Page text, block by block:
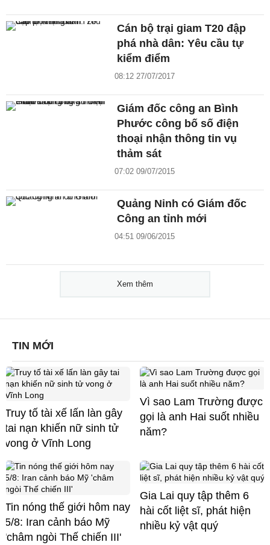
Cán bộ trại giam T20 đập
phá nhà dân: Yêu cầu tự
kiểm điểm
08:12 27/07/2017
Giám đốc công an Bình
Phước công bố số điện
thoại nhận thông tin vụ
thảm sát
07:02 09/07/2015
Quảng Ninh có Giám đốc
Công an tỉnh mới
04:51 09/06/2015
Xem thêm
TIN MỚI
Truy tố tài xế lấn làn gây
tai nạn khiến nữ sinh tử
vong ở Vĩnh Long
Vì sao Lam Trường được
gọi là anh Hai suốt nhiều
năm?
Tin nóng thế giới hôm nay
5/8: Iran cảnh báo Mỹ
'châm ngòi Thế chiến III'
Gia Lai quy tập thêm 6
hài cốt liệt sĩ, phát hiện
nhiều kỷ vật quý